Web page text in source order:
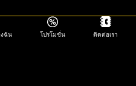
ฉัน โปรโมชั่น ติดต่อเรา